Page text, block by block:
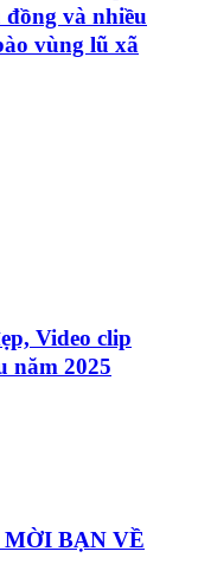
và nhiều
vùng lũ xã
Video clip
năm 2025
BẠN VỀ